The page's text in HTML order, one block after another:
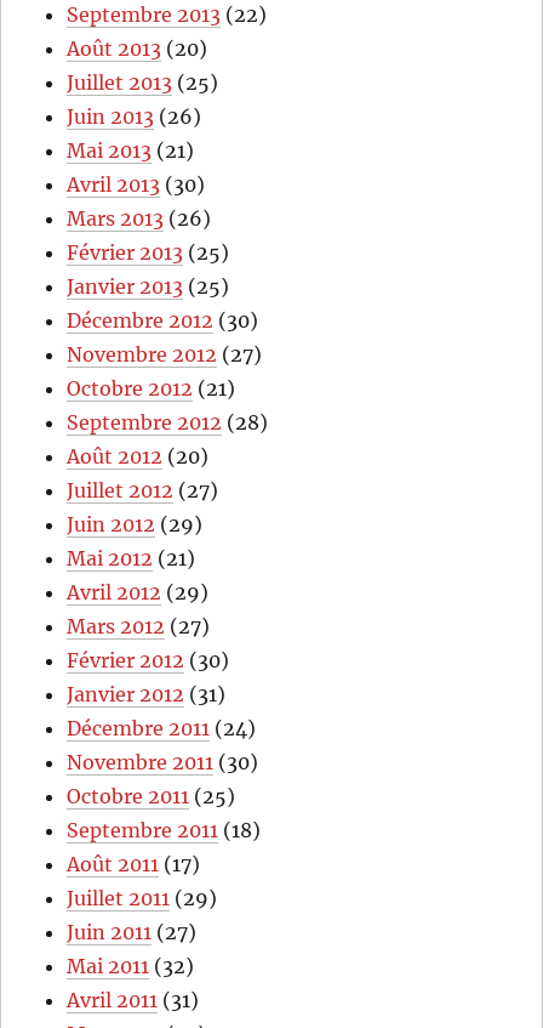
Septembre 2013 (22)
Août 2013 (20)
Juillet 2013 (25)
Juin 2013 (26)
Mai 2013 (21)
Avril 2013 (30)
Mars 2013 (26)
Février 2013 (25)
Janvier 2013 (25)
Décembre 2012 (30)
Novembre 2012 (27)
Octobre 2012 (21)
Septembre 2012 (28)
Août 2012 (20)
Juillet 2012 (27)
Juin 2012 (29)
Mai 2012 (21)
Avril 2012 (29)
Mars 2012 (27)
Février 2012 (30)
Janvier 2012 (31)
Décembre 2011 (24)
Novembre 2011 (30)
Octobre 2011 (25)
Septembre 2011 (18)
Août 2011 (17)
Juillet 2011 (29)
Juin 2011 (27)
Mai 2011 (32)
Avril 2011 (31)